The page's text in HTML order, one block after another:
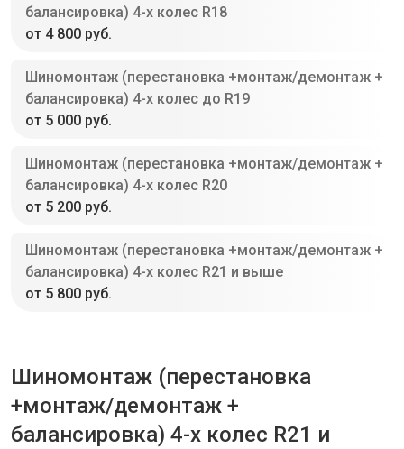
балансировка) 4-х колес R18
от 4 800 руб.
Шиномонтаж (перестановка +монтаж/демонтаж +
балансировка) 4-х колес до R19
от 5 000 руб.
Шиномонтаж (перестановка +монтаж/демонтаж +
балансировка) 4-х колес R20
от 5 200 руб.
Шиномонтаж (перестановка +монтаж/демонтаж +
балансировка) 4-х колес R21 и выше
от 5 800 руб.
Шиномонтаж (перестановка
+монтаж/демонтаж +
балансировка) 4-х колес R21 и